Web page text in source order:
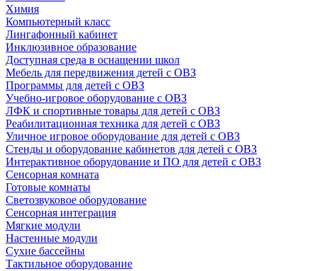
Химия
Компьютерный класс
Лингафонный кабинет
Инклюзивное образование
Доступная среда в оснащении школ
Мебель для передвижения детей с ОВЗ
Программы для детей с ОВЗ
Учебно-игровое оборудование с ОВЗ
ЛФК и спортивные товары для детей с ОВЗ
Реабилитационная техника для детей с ОВЗ
Уличное игровое оборудование для детей с ОВЗ
Стенды и оборудование кабинетов для детей с ОВЗ
Интерактивное оборудование и ПО для детей с ОВЗ
Сенсорная комната
Готовые комнаты
Светозвуковое оборудование
Сенсорная интеграция
Мягкие модули
Настенные модули
Сухие бассейны
Тактильное оборудование